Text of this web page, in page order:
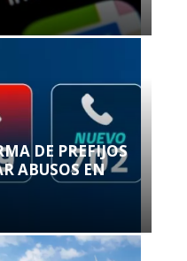
DE PREFIJOS
ABUSOS EN